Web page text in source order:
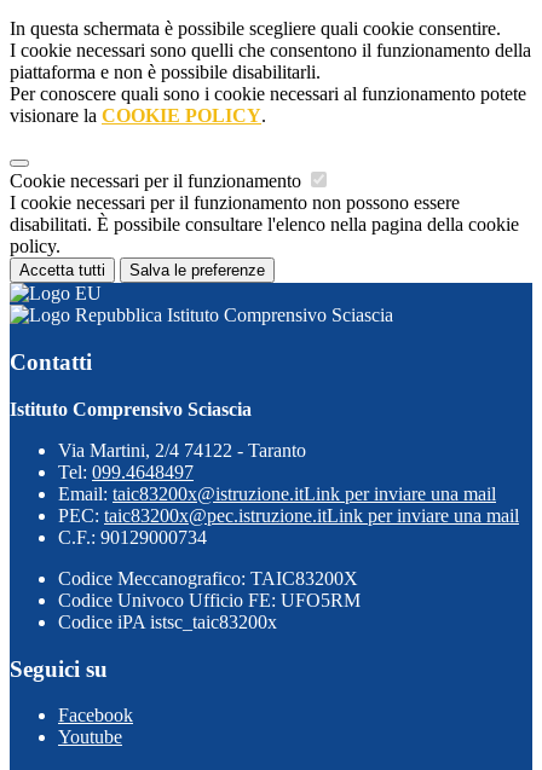
In questa schermata è possibile scegliere quali cookie consentire.
I cookie necessari sono quelli che consentono il funzionamento della
piattaforma e non è possibile disabilitarli.
Per conoscere quali sono i cookie necessari al funzionamento potete
visionare la COOKIE POLICY.
Cookie necessari per il funzionamento
I cookie necessari per il funzionamento non possono essere
disabilitati. È possibile consultare l'elenco nella pagina della cookie
policy.
Accetta tutti Salva le preferenze
Istituto Comprensivo Sciascia
Contatti
Istituto Comprensivo Sciascia
Via Martini, 2/4 74122 - Taranto
Tel: 099.4648497
Email: taic83200x@istruzione.itLink per inviare una mail
PEC: taic83200x@pec.istruzione.itLink per inviare una mail
C.F.: 90129000734
Codice Meccanografico: TAIC83200X
Codice Univoco Ufficio FE: UFO5RM
Codice iPA istsc_taic83200x
Seguici su
Facebook
Youtube